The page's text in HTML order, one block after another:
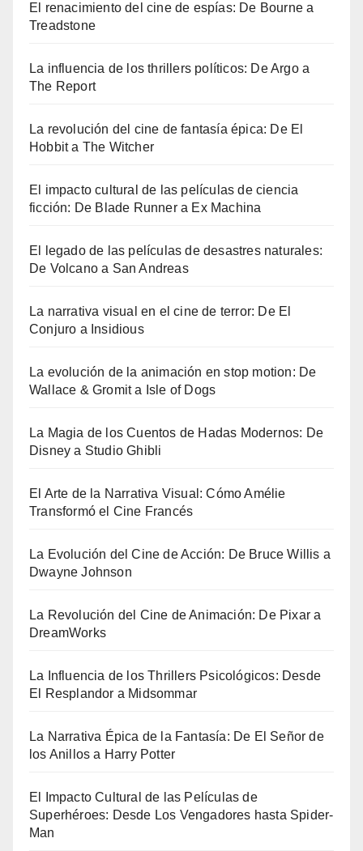
El renacimiento del cine de espías: De Bourne a
Treadstone
La influencia de los thrillers políticos: De Argo a
The Report
La revolución del cine de fantasía épica: De El
Hobbit a The Witcher
El impacto cultural de las películas de ciencia
ficción: De Blade Runner a Ex Machina
El legado de las películas de desastres naturales:
De Volcano a San Andreas
La narrativa visual en el cine de terror: De El
Conjuro a Insidious
La evolución de la animación en stop motion: De
Wallace & Gromit a Isle of Dogs
La Magia de los Cuentos de Hadas Modernos: De
Disney a Studio Ghibli
El Arte de la Narrativa Visual: Cómo Amélie
Transformó el Cine Francés
La Evolución del Cine de Acción: De Bruce Willis a
Dwayne Johnson
La Revolución del Cine de Animación: De Pixar a
DreamWorks
La Influencia de los Thrillers Psicológicos: Desde
El Resplandor a Midsommar
La Narrativa Épica de la Fantasía: De El Señor de
los Anillos a Harry Potter
El Impacto Cultural de las Películas de
Superhéroes: Desde Los Vengadores hasta Spider-
Man